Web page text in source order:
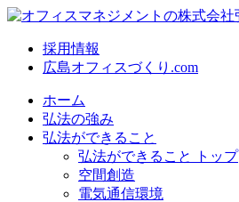
採用情報
広島オフィスづくり.com
ホーム
弘法の強み
弘法ができること
弘法ができること トップ
空間創造
電気通信環境